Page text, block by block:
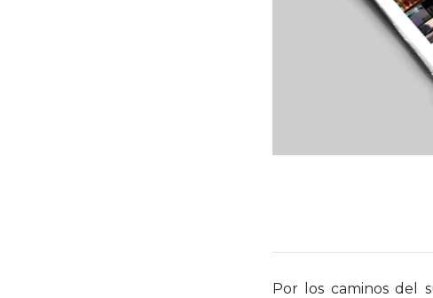
Por los caminos del